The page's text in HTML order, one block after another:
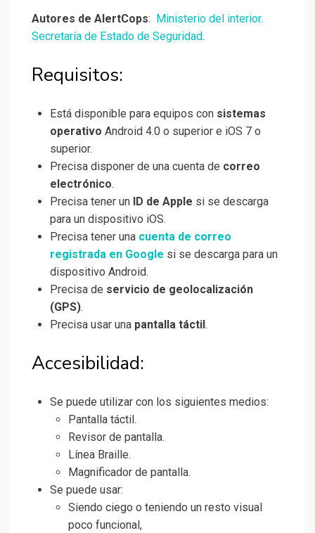
Autores de AlertCops:
Ministerio del interior.
Secretaría de Estado de Seguridad.
Requisitos:
Está disponible para equipos con sistemas
operativo Android 4.0 o superior e iOS 7 o
superior.
Precisa disponer de una cuenta de correo
electrónico.
Precisa tener un ID de Apple si se descarga
para un dispositivo iOS.
Precisa tener una cuenta de correo
registrada en Google si se descarga para un
dispositivo Android.
Precisa de servicio de geolocalización
(GPS).
Precisa usar una pantalla táctil .
Accesibilidad:
Se puede utilizar con los siguientes medios:
Pantalla táctil.
Revisor de pantalla.
Línea Braille.
Magnificador de pantalla.
Se puede usar:
Siendo ciego o teniendo un resto visual
poco funcional,